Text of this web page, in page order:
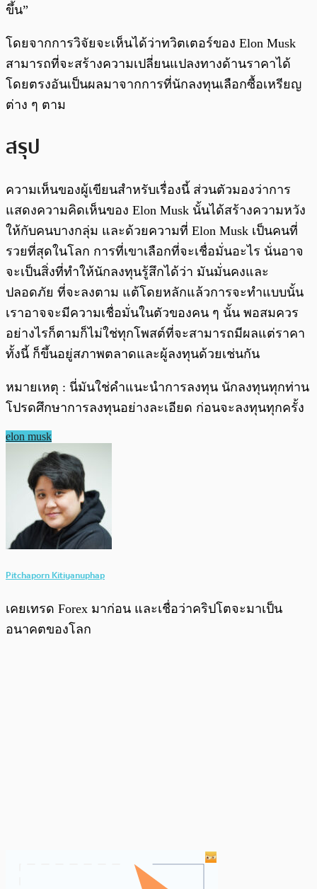
ขึ้น”
โดยจากการวิจัยจะเห็นได้ว่าทวิตเตอร์ของ Elon Musk
สามารถที่จะสร้างความเปลี่ยนแปลงทางด้านราคาได้
โดยตรงอันเป็นผลมาจากการที่นักลงทุนเลือกซื้อเหรียญ
ต่าง ๆ ตาม
สรุป
ความเห็นของผู้เขียนสำหรับเรื่องนี้ ส่วนตัวมองว่าการ
แสดงความคิดเห็นของ Elon Musk นั้นได้สร้างความหวัง
ให้กับคนบางกลุ่ม และด้วยความที่ Elon Musk เป็นคนที่
รวยที่สุดในโลก การที่เขาเลือกที่จะเชื่อมั่นอะไร นั่นอาจ
จะเป็นสิ่งที่ทำให้นักลงทุนรู้สึกได้ว่า มันมั่นคงและ
ปลอดภัย ที่จะลงตาม แต้โดยหลักแล้วการจะทำแบบนั้น
เราอาจจะมีความเชื่อมั่นในตัวของคน ๆ นั้น พอสมควร
อย่างไรก็ตามก็ไม่ใช่ทุกโพสต์ที่จะสามารถมีผลแต่ราคา
ทั้งนี้ ก็ขึ้นอยู่สภาพตลาดและผู้ลงทุนด้วยเช่นกัน
หมายเหตุ : นี่มันใช่คำแนะนำการลงทุน นักลงทุนทุกท่าน
โปรดศึกษาการลงทุนอย่างละเอียด ก่อนจะลงทุนทุกครั้ง
elon musk
Pitchaporn Kitiyanuphap
เคยเทรด Forex มาก่อน และเชื่อว่าคริปโตจะมาเป็น
อนาคตของโลก